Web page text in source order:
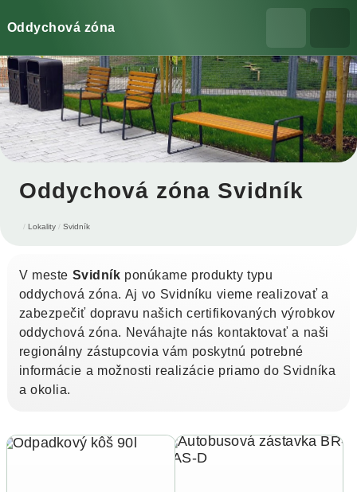
Oddychová zóna
Oddychová zóna Svidník
Lokality Svidník
V meste Svidník ponúkame produkty typu
oddychová zóna. Aj vo Svidníku vieme realizovať a
zabezpečiť dopravu našich certifikovaných výrobkov
oddychová zóna. Neváhajte nás kontaktovať a naši
regionálny zástupcovia vám poskytnú potrebné
informácie a možnosti realizácie priamo do Svidníka
a okolia.